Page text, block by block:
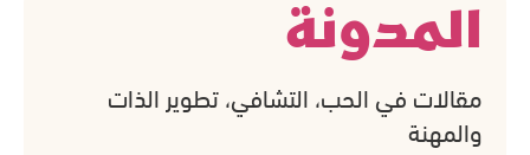
المدونة
مقالات في الحب، التشافي، تطوير الذات
والمهنة